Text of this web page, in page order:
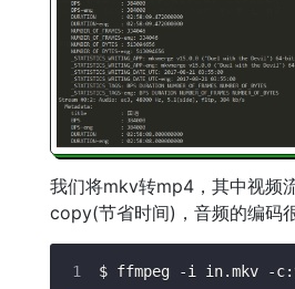
我们将mkv转mp4，其中视频
copy(节省时间)，音频的编码
$ ffmpeg -i in.mkv -